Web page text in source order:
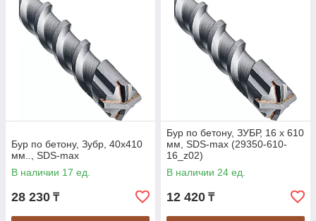
Бур по бетону, Зубр, 40х410
мм.., SDS-max
В наличии 17 ед.
28 230 ₸
Бур по бетону, ЗУБР, 16 х 610
мм, SDS-max (29350-610-
16_z02)
В наличии 24 ед.
12 420 ₸